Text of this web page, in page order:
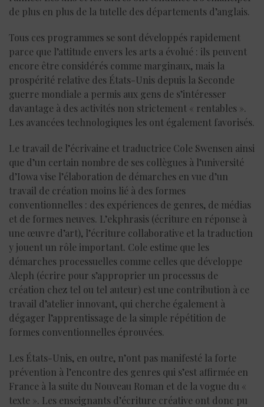
de plus en plus de la tutelle des départements d’anglais.
Tous ces programmes se sont développés rapidement
parce que l’attitude envers les arts a évolué : ils peuvent
encore être considérés comme marginaux, mais la
prospérité relative des États-Unis depuis la Seconde
guerre mondiale a permis aux gens de s’intéresser
davantage à des activités non strictement « rentables ».
Les avancées technologiques les ont également favorisés.
Le travail de l’écrivaine et traductrice Cole Swensen ainsi
que d’un certain nombre de ses collègues à l’université
d’Iowa vise l’élaboration de démarches en vue d’un
travail de création moins lié à des formes
conventionnelles : des expériences de genres, de médias
et de formes neuves. L’ekphrasis (écriture en réponse à
une œuvre d’art), l’écriture collaborative et la traduction
y jouent un rôle important. Cole estime que les
démarches processuelles comme celles que développe
Aleph (écrire pour s’approprier un processus de
création chez tel ou tel auteur) est une contribution à ce
travail d’atelier innovant, qui cherche également à
dégager l’apprentissage de la simple répétition de
formes conventionnelles éprouvées.
Les États-Unis, en outre, n’ont pas manifesté la forte
prévention à l’encontre des genres qui s’est affirmée en
France à la suite du Nouveau Roman et de la vogue du «
texte ». Les enseignants d’écriture créative ont donc pu